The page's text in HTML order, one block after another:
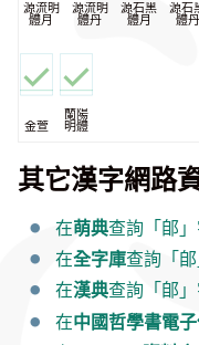
源流明
體月
源流明
體丹
源石黑
體月
源石
體丹
金萱
蘭陽
明體
其它漢字網路
在萌典查詢「郋
在全字庫查詢「
在漢典查詢「郋
在中國哲學書電子